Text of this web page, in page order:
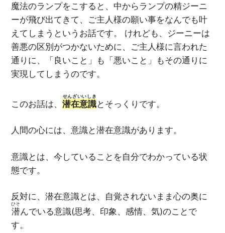
魔法のランプをこすると、中からランプの精ジーニ
ーが飛び出てきて、ご主人様の願い事をなんでも叶
えてしまうというお話です。 けれども、ジーニーは
善悪の区別がつかないために、ご主人様に言われた
通りに、「良いこと」も「悪いこと」もその通りに
実現してしまうのです。
このお話は、潜在意識
せんざいいしき
とそっくりです。
人間の心には、意識と潜在意識があります。
意識とは、今していることを自分でわかっている状
態です。
反対に、潜在意識とは、自覚されないまま心の奥に
潜
ひそ
んでいる意識(思考、印象、感情、気)のことで
す。